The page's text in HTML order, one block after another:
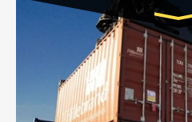
Еврофура Тент
от 10 000 руб.